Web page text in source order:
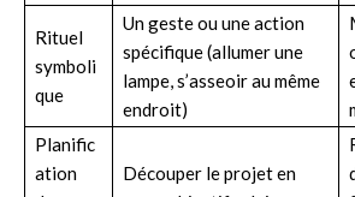
Rituel
symboli
que
Un geste ou une action
spécifique (allumer une
lampe, s’asseoir au même
endroit)
Planific
ation
Découper le projet en